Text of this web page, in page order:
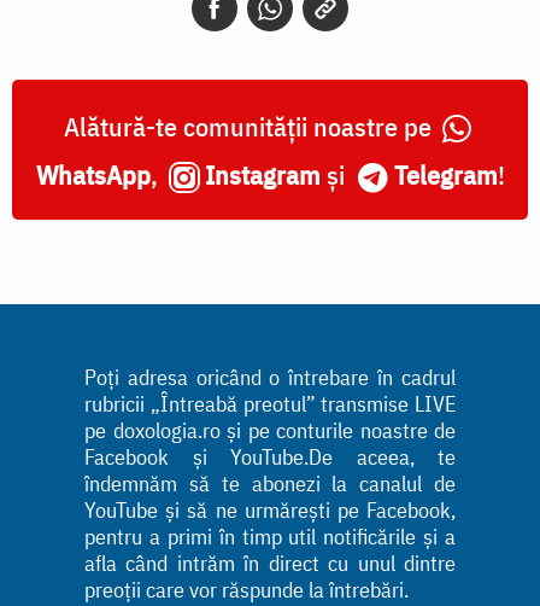
Alătură-te comunității noastre pe
WhatsApp, Instagram și Telegram!
Poți adresa oricând o întrebare în cadrul
rubricii „Întreabă preotul” transmise LIVE
pe doxologia.ro și pe conturile noastre de
Facebook și YouTube.De aceea, te
îndemnăm să te abonezi la canalul de
YouTube și să ne urmărești pe Facebook,
pentru a primi în timp util notificările și a
afla când intrăm în direct cu unul dintre
preoții care vor răspunde la întrebări.